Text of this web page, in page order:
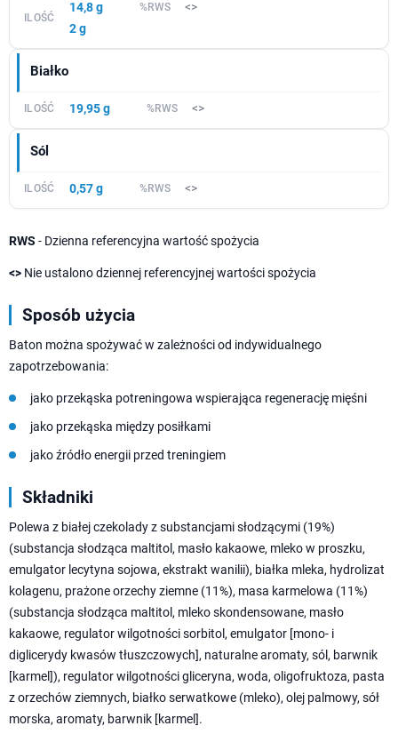
14,8 g
2 g
<>
Białko
19,95 g <>
Sól
0,57 g <>
RWS - Dzienna referencyjna wartość spożycia
<> Nie ustalono dziennej referencyjnej wartości spożycia
Sposób użycia
Baton można spożywać w zależności od indywidualnego
zapotrzebowania:
jako przekąska potreningowa wspierająca regenerację mięśni
jako przekąska między posiłkami
jako źródło energii przed treningiem
Składniki
Polewa z białej czekolady z substancjami słodzącymi (19%)
(substancja słodząca maltitol, masło kakaowe, mleko w proszku,
emulgator lecytyna sojowa, ekstrakt wanilii), białka mleka, hydrolizat
kolagenu, prażone orzechy ziemne (11%), masa karmelowa (11%)
(substancja słodząca maltitol, mleko skondensowane, masło
kakaowe, regulator wilgotności sorbitol, emulgator [mono- i
diglicerydy kwasów tłuszczowych], naturalne aromaty, sól, barwnik
[karmel]), regulator wilgotności gliceryna, woda, oligofruktoza, pasta
z orzechów ziemnych, białko serwatkowe (mleko), olej palmowy, sół
morska, aromaty, barwnik [karmel].